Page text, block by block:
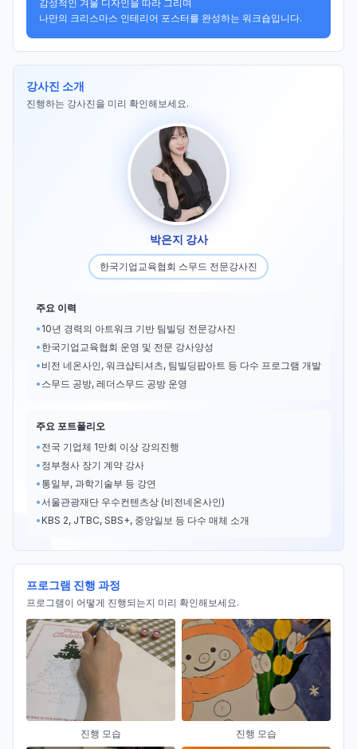
감성적인 겨울 디자인을 따라 그리며
나만의 크리스마스 인테리어 포스터를 완성하는 워크숍입니다.
강사진 소개
진행하는 강사진을 미리 확인해보세요.
박은지 강사
한국기업교육협회 스무드 전문강사진
주요 이력
• 10년 경력의 아트워크 기반 팀빌딩 전문강사진
• 한국기업교육협회 운영 및 전문 강사양성
• 비전 네온사인, 워크샵티셔츠, 팀빌딩팝아트 등 다수 프로그램 개발
• 스무드 공방, 레더스무드 공방 운영
주요 포트폴리오
• 전국 기업체 1만회 이상 강의진행
• 정부청사 장기 계약 강사
• 통일부, 과학기술부 등 강연
•서울관광재단 우수컨텐츠상 (비전네온사인)
•KBS 2, JTBC, SBS+, 중앙일보 등 다수 매체 소개
프로그램 진행 과정
프로그램이 어떻게 진행되는지 미리 확인해보세요.
진행 모습 진행 모습